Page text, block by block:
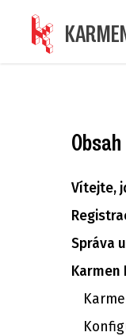
Obsah
Vítejte,
Správa
Karmen